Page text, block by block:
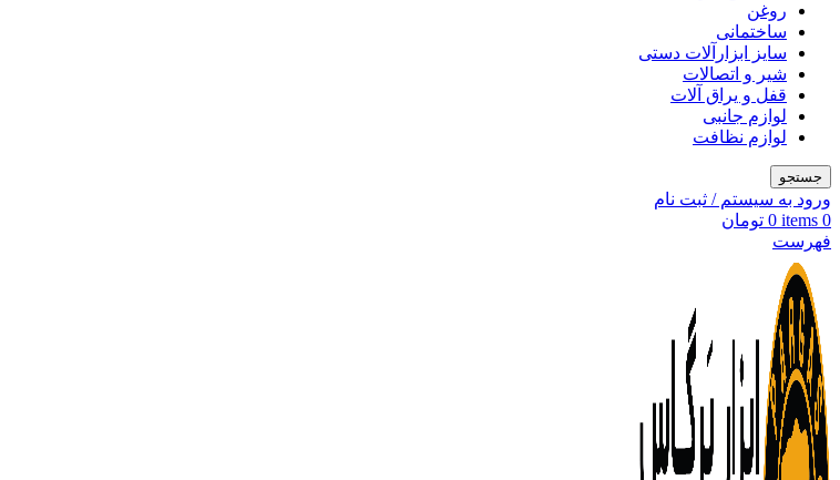
روغن
ساختمانی
سایز ابزارآلات دستی
شیر و اتصالات
قفل و یراق آلات
لوازم جانبی
لوازم نظافت
جستجو
ورود به سیستم / ثبت نام
0
items
0 تومان
فهرست